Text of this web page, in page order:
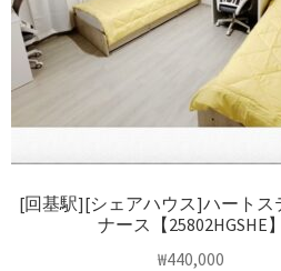
[回基駅][シェアハウス]ハートス
ナース【25802HGSHE】
₩440,000